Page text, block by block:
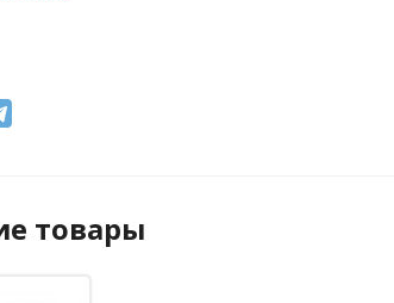
товары